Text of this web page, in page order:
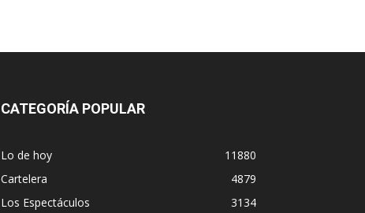
CATEGORÍA POPULAR
Lo de hoy
11880
Cartelera
4879
Los Espectáculos
3134